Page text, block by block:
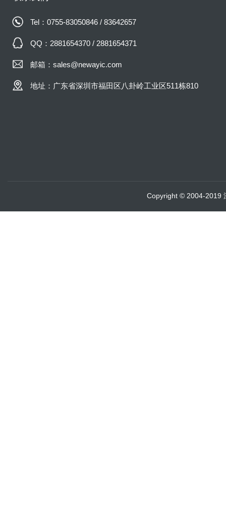
Tel：0755-83050846 / 83642657
QQ：2881654370 / 2881654371
邮箱：sales@newayic.com
地址：广东省深圳市福田区八卦岭工业区511栋810
Copyright © 2004-2019